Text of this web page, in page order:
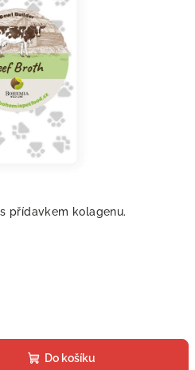
přídavkem kolagenu.
Do košíku